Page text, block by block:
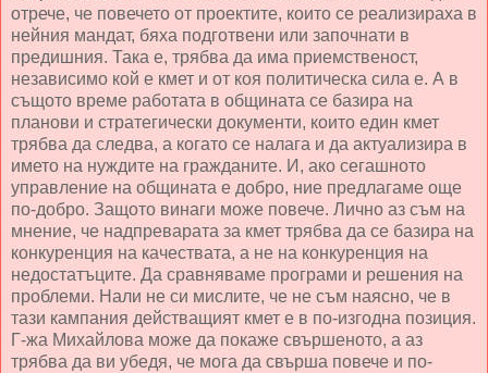
отрече, че повечето от проектите, които се реализираха в
нейния мандат, бяха подготвени или започнати в
предишния. Така е, трябва да има приемственост,
независимо кой е кмет и от коя политическа сила е. А в
същото време работата в общината се базира на
планови и стратегически документи, които един кмет
трябва да следва, а когато се налага и да актуализира в
името на нуждите на гражданите. И, ако сегашното
управление на общината е добро, ние предлагаме още
по-добро. Защото винаги може повече. Лично аз съм на
мнение, че надпреварата за кмет трябва да се базира на
конкуренция на качествата, а не на конкуренция на
недостатъците. Да сравняваме програми и решения на
проблеми. Нали не си мислите, че не съм наясно, че в
тази кампания действащият кмет е в по-изгодна позиция.
Г-жа Михайлова може да покаже свършеното, а аз
трябва да ви убедя, че мога да свърша повече и по-